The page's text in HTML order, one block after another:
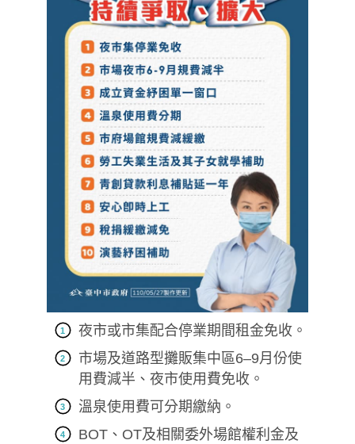
夜市或市集配合停業期間租金免收。
市場及道路型攤販集中區6–9月份使
用費減半、夜市使用費免收。
溫泉使用費可分期繳納。
BOT、OT及相關委外場館權利金及